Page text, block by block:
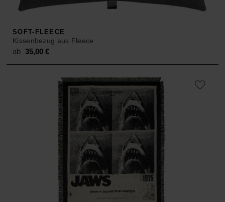
SOFT-FLEECE
Kissenbezug aus Fleece
ab35,00€